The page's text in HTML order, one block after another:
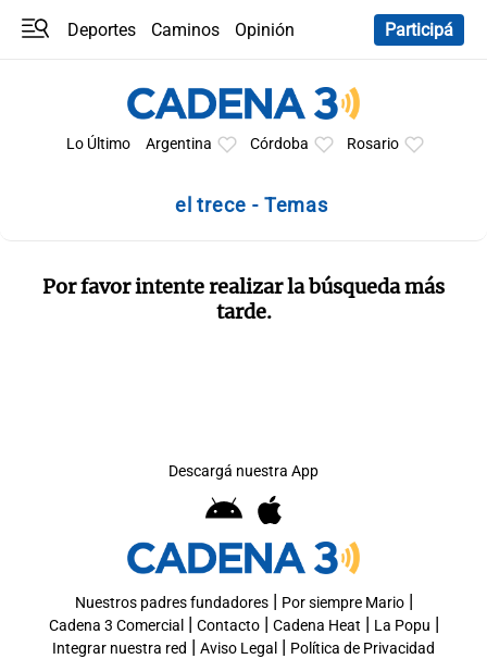
Deportes Caminos
Opinión
Participá
Lo Último Argentina Córdoba Rosario
el trece - Temas
Por favor intente realizar la búsqueda más
tarde.
Descargá nuestra App
Nuestros padres fundadores| Por siempre Mario|
Cadena 3 Comercial | Contacto| Cadena Heat | La Popu |
Integrar nuestra red | Aviso Legal | Política de Privacidad